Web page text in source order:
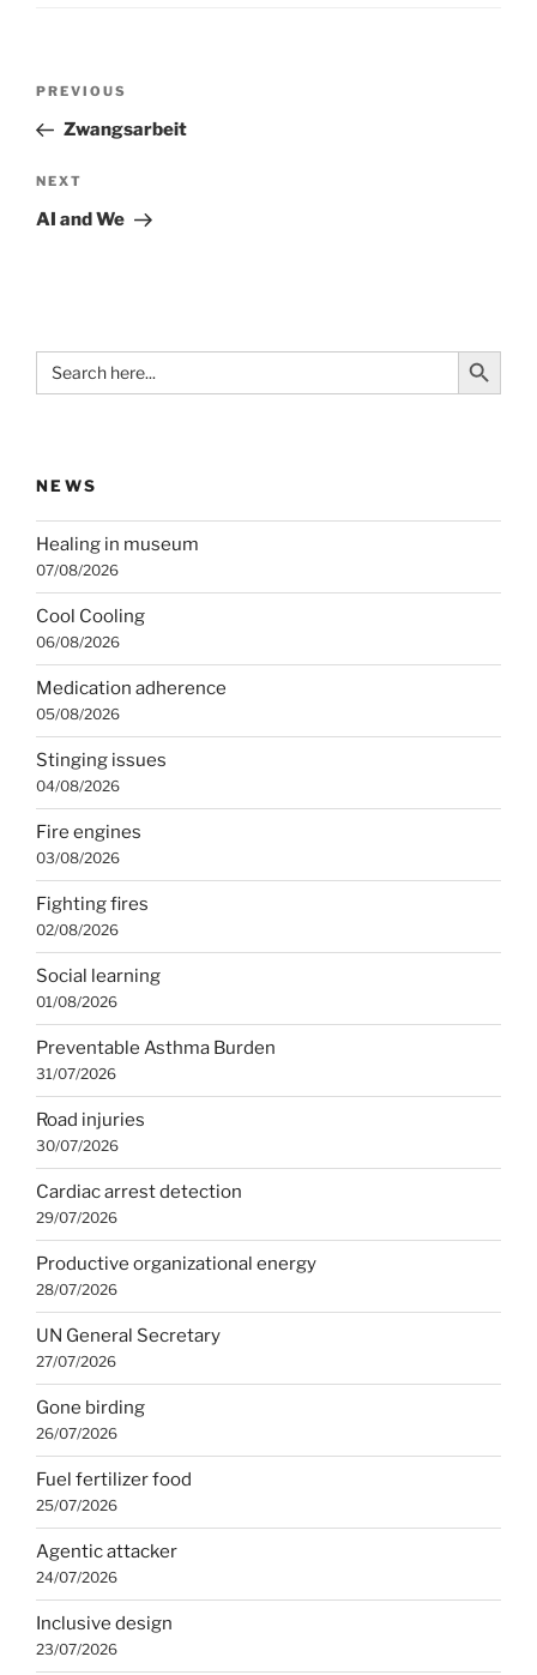
Previous
Post
PREVIOUS
Zwangsarbeit
Next
Post
NEXT
AI and We
Search
for:
Search Button
NEWS
Healing in museum
07/08/2026
Cool Cooling
06/08/2026
Medication adherence
05/08/2026
Stinging issues
04/08/2026
Fire engines
03/08/2026
Fighting fires
02/08/2026
Social learning
01/08/2026
Preventable Asthma Burden
31/07/2026
Road injuries
30/07/2026
Cardiac arrest detection
29/07/2026
Productive organizational energy
28/07/2026
UN General Secretary
27/07/2026
Gone birding
26/07/2026
Fuel fertilizer food
25/07/2026
Agentic attacker
24/07/2026
Inclusive design
23/07/2026